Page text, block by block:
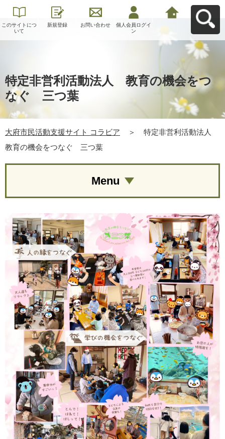
このサイトにつ
いて
新規登録 お問い合わせ
個人会員ログイ
ン
特定非営利活動法人 教育の機会をつ
なぐ 三つ葉
大府市民活動支援サイト コラビア ＞
特定非営利活動法人
教育の機会をつなぐ 三つ葉
Menu